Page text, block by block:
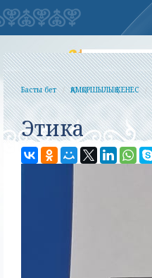
Басты бет ҚАМҚОРШЫЛЫҚ КЕНЕС
Этика